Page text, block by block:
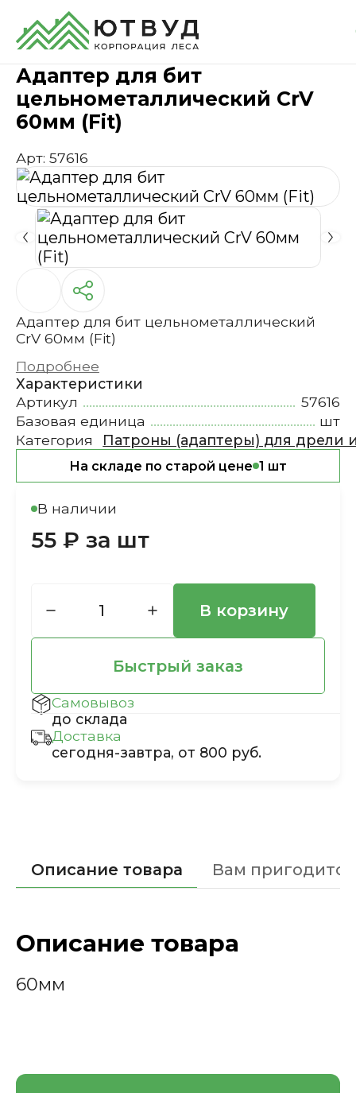
ГлавнаяКаталогИнструменты и расходные
Адаптер для бит
цельнометаллический CrV
60мм (Fit)
Арт: 57616
Адаптер для бит цельнометаллический
CrV 60мм (Fit)
Подробнее
Характеристики
Артикул
57616
Базовая единица
шт
Категория
Патроны (адаптеры) для дрели
На складе по старой цене 1 шт
В наличии
55 ₽ за шт
В корзину
Быстрый заказ
Самовывоз
до склада
Доставка
сегодня-завтра, от 800 руб.
Описание товара Вам пригодится
Описание товара
60мм